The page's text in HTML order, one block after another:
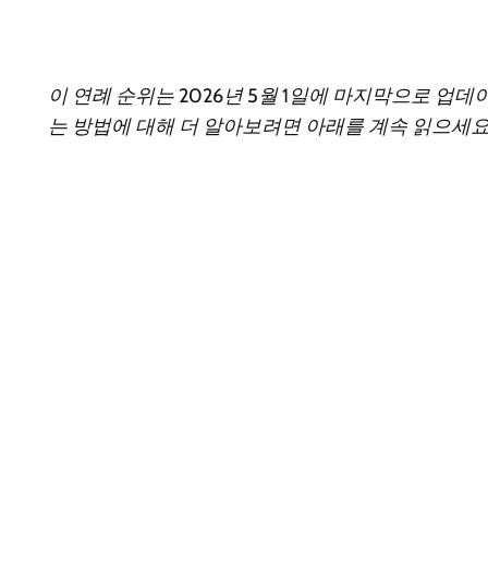
이 연례 순위는 2026년 5월 1일에 마지막으로 업
는 방법에 대해 더 알아보려면 아래를 계속 읽으세